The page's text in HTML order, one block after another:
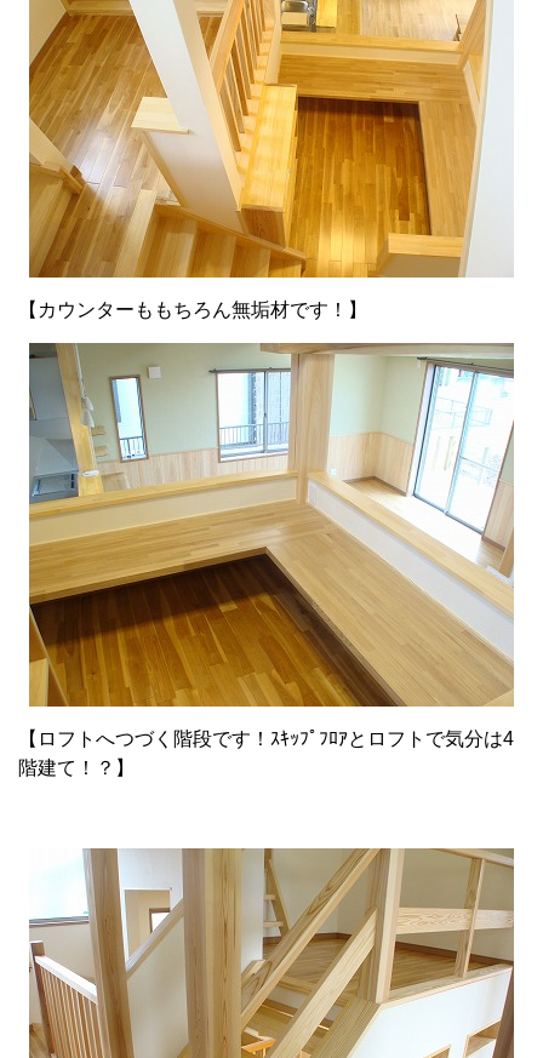
【カウンターももちろん無垢材です！】
【ロフトへつづく階段です！ｽｷｯﾌﾟﾌﾛｱとロフトで気分は4
階建て！？】